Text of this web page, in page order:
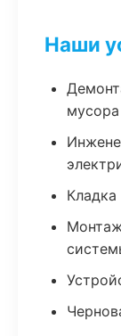
Наши
мусора